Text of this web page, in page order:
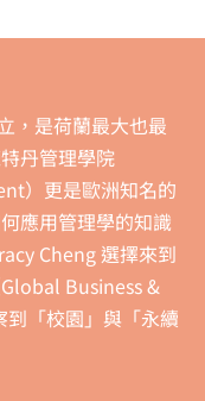
，是荷蘭最大也最
丹管理學院
）更是歐洲知名的
應用管理學的知識
Cheng 選擇來到
Business &
「校園」與「永續